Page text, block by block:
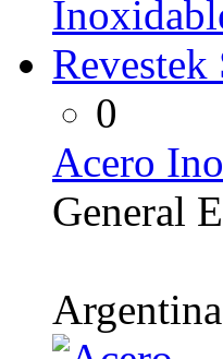
0
Acero
General
Argentina